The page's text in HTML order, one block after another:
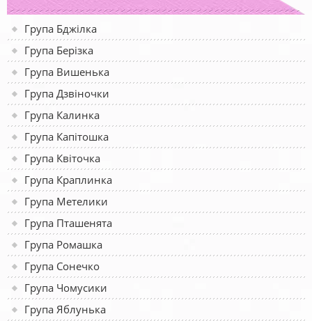
Група Бджілка
Група Берізка
Група Вишенька
Група Дзвіночки
Група Калинка
Група Капітошка
Група Квіточка
Група Краплинка
Група Метелики
Група Пташенята
Група Ромашка
Група Сонечко
Група Чомусики
Група Яблунька